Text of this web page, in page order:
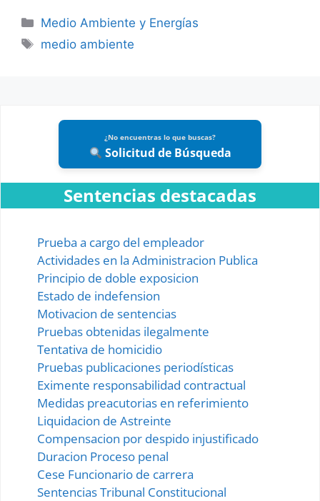
Categories
Medio Ambiente y Energías
Tags
medio ambiente
¿No encuentras lo que buscas?
Solicitud de Búsqueda
Sentencias destacadas
Prueba a cargo del empleador
Actividades en la Administracion Publica
Principio de doble exposicion
Estado de indefension
Motivacion de sentencias
Pruebas obtenidas ilegalmente
Tentativa de homicidio
Pruebas publicaciones periodísticas
Eximente responsabilidad contractual
Medidas preacutorias en referimiento
Liquidacion de Astreinte
Compensacion por despido injustificado
Duracion Proceso penal
Cese Funcionario de carrera
Sentencias Tribunal Constitucional